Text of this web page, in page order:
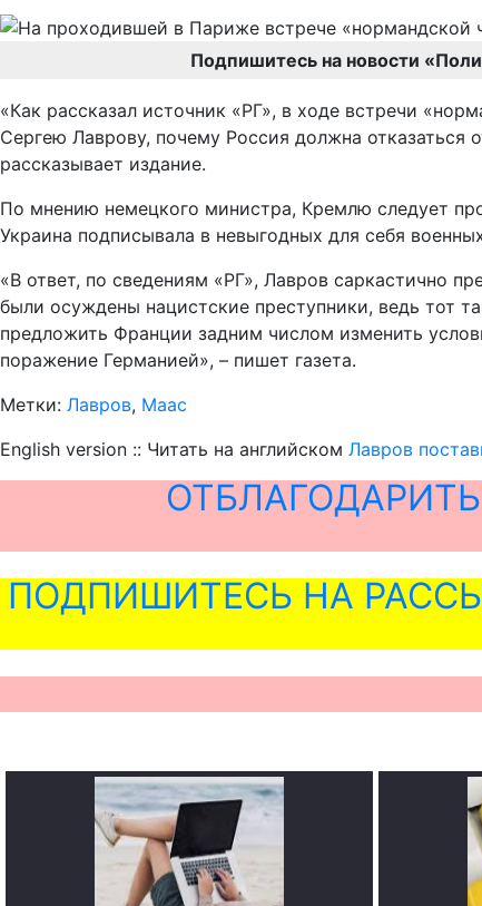
Подпишитесь на новости
«Как рассказал источник «РГ», в ходе встречи
Сергею Лаврову, почему Россия должна
рассказывает издание.
По мнению немецкого министра, Кремлю следует
Украина подписывала в невыгодных для себя
«В ответ, по сведениям «РГ», Лавров саркастично
были осуждены нацистские преступники, ведь тот
предложить Франции задним числом изменить
поражение Германией», – пишет газета.
Метки: Лавров, Маас
English version :: Читать на английском Лавров
ПОДПИШИТЕСЬ НА